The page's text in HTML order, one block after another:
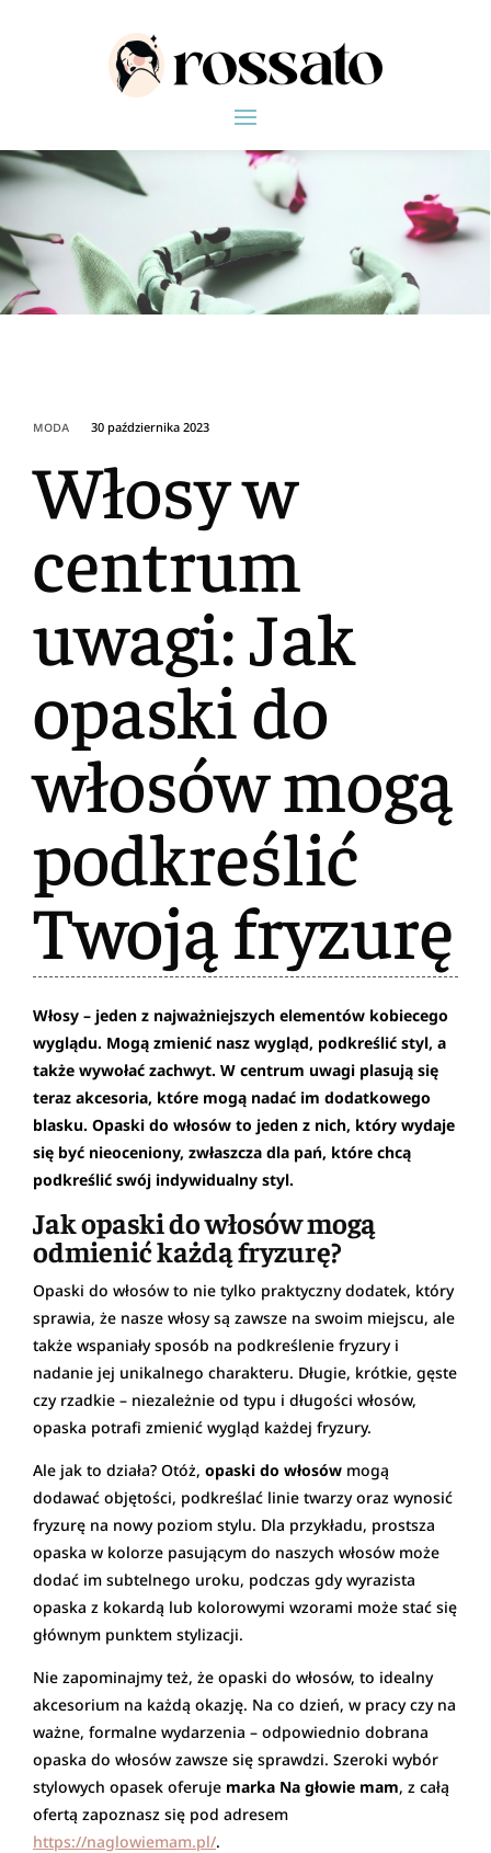
MODA 30 października 2023
Włosy w
centrum
uwagi: Jak
opaski do
włosów mogą
podkreślić
Twoją fryzurę
Włosy – jeden z najważniejszych elementów kobiecego
wyglądu. Mogą zmienić nasz wygląd, podkreślić styl, a
także wywołać zachwyt. W centrum uwagi plasują się
teraz akcesoria, które mogą nadać im dodatkowego
blasku. Opaski do włosów to jeden z nich, który wydaje
się być nieoceniony, zwłaszcza dla pań, które chcą
podkreślić swój indywidualny styl.
Jak opaski do włosów mogą
odmienić każdą fryzurę?
Opaski do włosów to nie tylko praktyczny dodatek, który
sprawia, że nasze włosy są zawsze na swoim miejscu, ale
także wspaniały sposób na podkreślenie fryzury i
nadanie jej unikalnego charakteru. Długie, krótkie, gęste
czy rzadkie – niezależnie od typu i długości włosów,
opaska potrafi zmienić wygląd każdej fryzury.
Ale jak to działa? Otóż, opaski do włosów mogą
dodawać objętości, podkreślać linie twarzy oraz wynosić
fryzurę na nowy poziom stylu. Dla przykładu, prostsza
opaska w kolorze pasującym do naszych włosów może
dodać im subtelnego uroku, podczas gdy wyrazista
opaska z kokardą lub kolorowymi wzorami może stać się
głównym punktem stylizacji.
Nie zapominajmy też, że opaski do włosów, to idealny
akcesorium na każdą okazję. Na co dzień, w pracy czy na
ważne, formalne wydarzenia – odpowiednio dobrana
opaska do włosów zawsze się sprawdzi. Szeroki wybór
stylowych opasek oferuje marka Na głowie mam, z całą
ofertą zapoznasz się pod adresem
https://naglowiemam.pl/.